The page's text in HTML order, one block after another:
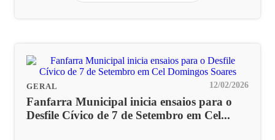
GERAL 12/02/2026
Fanfarra Municipal inicia ensaios para o
Desfile Cívico de 7 de Setembro em Cel...